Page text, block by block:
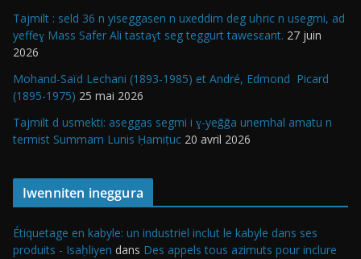
Tajmilt : seld 36 n yiseggasen n uxeddim deg uḥric n usegmi, ad
yeffeɣ Mass Safer Ali tastaɣt seg teggurt tawesεant. 27 juin
2026
Mohand-Saïd Lechani (1893-1985) et André, Edmond Picard
(1895-1975) 25 mai 2026
Tajmilt d usmekti: aseggas segmi i ɣ-yeǧǧa unemhal amatu n
termist Summam Lunis Ḥamiṭuc 20 avril 2026
Iwenniten ineggura
Étiquetage en kabyle: un industriel inclut le kabyle dans ses
produits - Isaḥliyen dans Des appels tous azimuts pour inclure